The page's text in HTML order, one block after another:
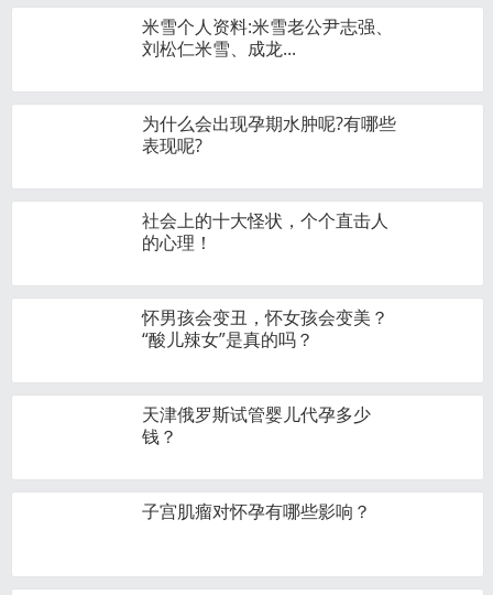
米雪个人资料:米雪老公尹志强、
刘松仁米雪、成龙...
为什么会出现孕期水肿呢?有哪些
表现呢?
社会上的十大怪状，个个直击人
的心理！
怀男孩会变丑，怀女孩会变美？
“酸儿辣女”是真的吗？
天津俄罗斯试管婴儿代孕多少
钱？
子宫肌瘤对怀孕有哪些影响？